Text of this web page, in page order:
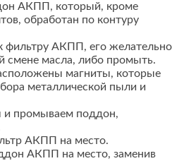
АКПП, который, кроме
обработан по контуру
фильтру АКПП, его желательно
смене масла, либо промыть.
магниты, которые
металлической пыли и
промываем поддон,
АКПП на место.
АКПП на место, заменив